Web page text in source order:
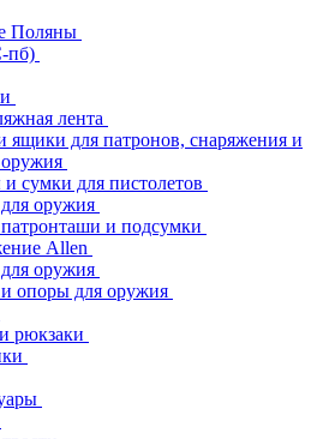
Поляны
пб)
лента
ящики для патронов, снаряжения и
сумки для пистолетов
оружия
и подсумки
Allen
оружия
опоры для оружия
рюкзаки